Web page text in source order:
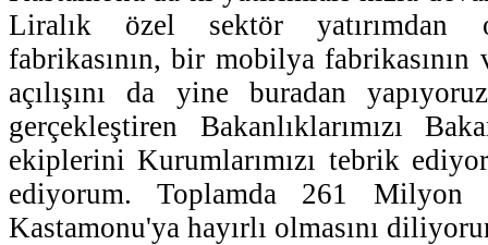
Liralık özel sektör
fabrikasının, bir mobilya
açılışını da yine buradan
gerçekleştiren Bakanlıklarımızı
ekiplerini Kurumlarımızı tebrik
ediyorum. Toplamda 261 Milyon
Kastamonu'ya hayırlı olmasını